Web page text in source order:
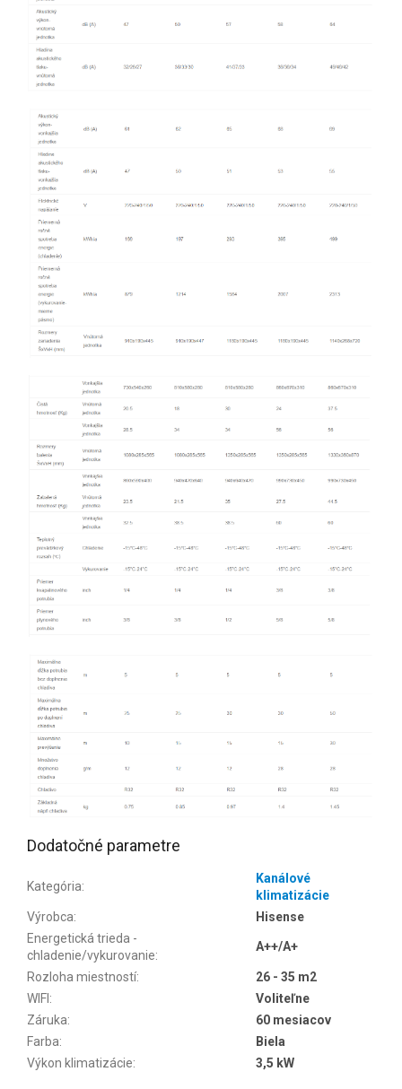
Dodatočné parametre
Kategória:
Kanálové
klimatizácie
Výrobca:
Hisense
Energetická trieda -
chladenie/vykurovanie:
A++/A+
Rozloha miestností:
26 - 35 m2
WIFI :
Voliteľne
Záruka:
60 mesiacov
Farba:
Biela
Výkon klimatizácie: 3,5 kW